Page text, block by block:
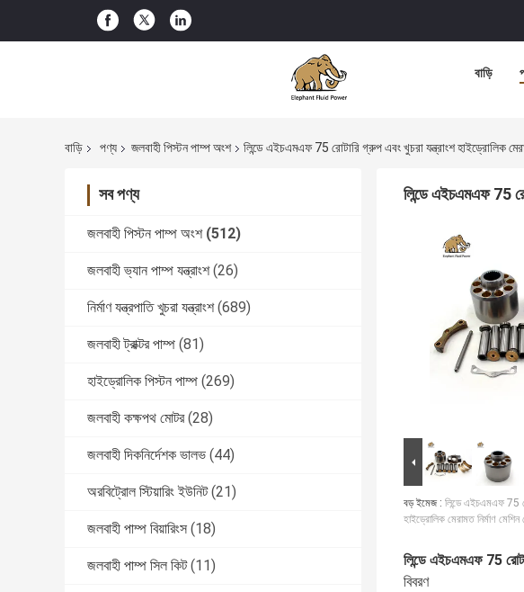
বাড়ি
বাড়ি পণ্য জলবাহী পিস্টন পাম্প অংশ লিন্ডে এইচএমএফ 75 রোটারি গ্রুপ এবং খুচরা যন্ত্রাংশ হাইড্রোলিক
সব পণ্য
জলবাহী পিস্টন পাম্প অংশ (512)
জলবাহী ভ্যান পাম্প যন্ত্রাংশ (26)
নির্মাণ যন্ত্রপাতি খুচরা যন্ত্রাংশ (689)
জলবাহী ট্রাক্টর পাম্প (81)
হাইড্রোলিক পিস্টন পাম্প (269)
জলবাহী কক্ষপথ মোটর (28)
জলবাহী দিকনির্দেশক ভালভ (44)
অরবিট্রোল স্টিয়ারিং ইউনিট (21)
জলবাহী পাম্প বিয়ারিংস (18)
জলবাহী পাম্প সিল কিট (11)
লিন্ডে এইচএমএফ 75
বড় ইমেজ : লিন্ডে এইচএমএফ 75
হাইড্রোলিক মেরামত নির্মাণ
লিন্ডে এইচএমএফ 75
বিবরণ